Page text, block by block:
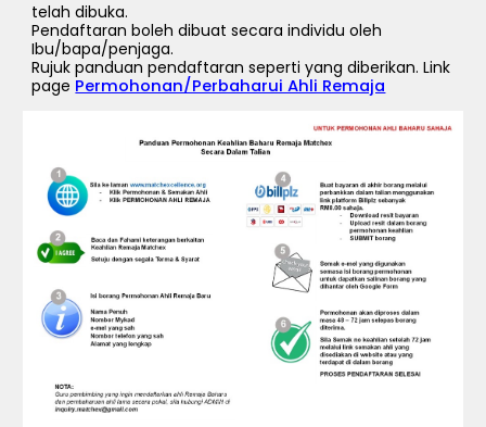
telah dibuka.
Pendaftaran boleh dibuat secara individu oleh
Ibu/bapa/penjaga.
Rujuk panduan pendaftaran seperti yang diberikan. Link
page Permohonan/Perbaharui Ahli Remaja